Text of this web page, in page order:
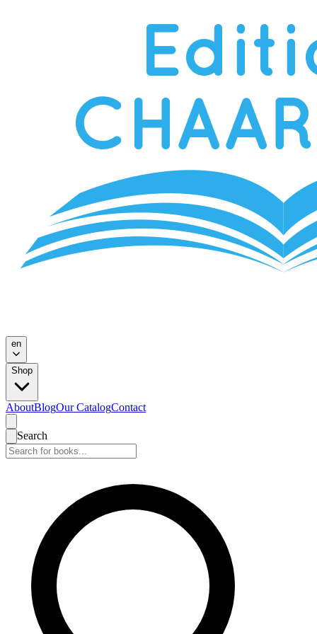
en
Shop
AboutBlogOur CatalogContact
Search